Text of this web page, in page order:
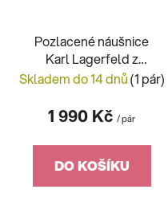
Pozlacené náušnice
Karl Lagerfeld z
chirurgické oceli
Skladem do 14 dnů(1 pár)
1 990 Kč / pár
DO KOŠÍKU